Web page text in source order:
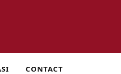
CONTACT